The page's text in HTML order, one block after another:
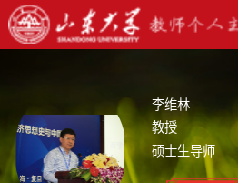
李维林
教授
硕士生导师